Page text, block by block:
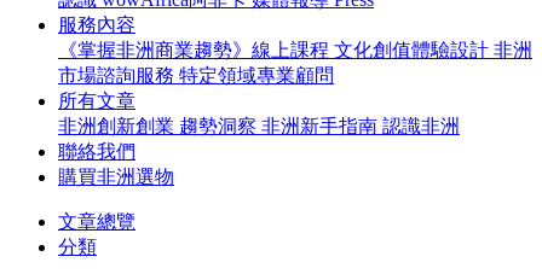
服務內容
《掌握非洲商業趨勢》線上課程 文化創值體驗設計 非洲
市場諮詢服務 特定領域專業顧問
所有文章
非洲創新創業 趨勢洞察 非洲新手指南 認識非洲
聯絡我們
購買非洲選物
文章總覽
分類